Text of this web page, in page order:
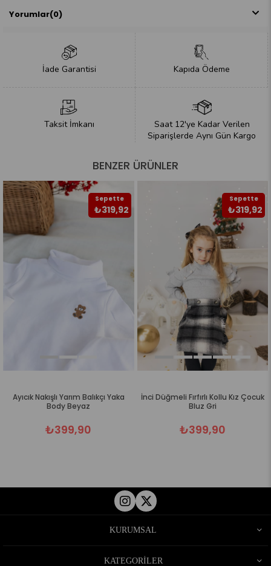
Yorumlar(0)
İade Garantisi Kapıda Ödeme
Taksit İmkanı
Saat 12'ye Kadar Verilen
Siparişlerde Aynı Gün Kargo
BENZER ÜRÜNLER
Ayıcık Nakışlı Yarım Balıkçı Yaka
Body Beyaz
₺399,90
Sepette
₺319,92
İnci Düğmeli Fırfırlı Kollu Kız Çocuk
Bluz Gri
₺399,90
Sepette
₺319,92
KURUMSAL
KATEGORİLER